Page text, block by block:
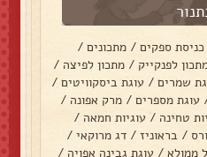
כניסת ספקים / מתכונים /
לפנקייק / מתכון לפיצה /
שמרים / עוגת ביסקוויטים /
עוגת מספרים / מרק אפונה /
טחינה / עוגיות חמאה /
/ בראוניז / דג מרוקאי /
ממולא / עוגת גבינה אפויה /